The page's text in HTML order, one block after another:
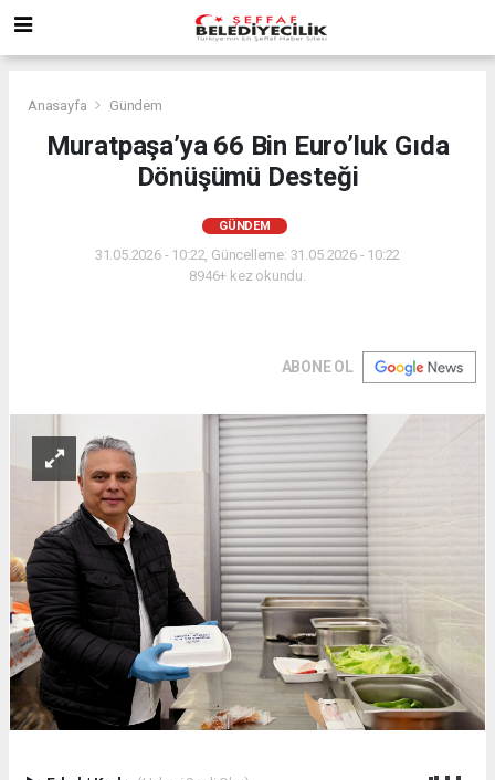
Anasayfa Gündem
Muratpaşa’ya 66 Bin Euro’luk Gıda
Dönüşümü Desteği
GÜNDEM
31.05.2026 - 10:22, Güncelleme: 31.05.2026 - 10:22
8946+ kez okundu.
ABONE OL